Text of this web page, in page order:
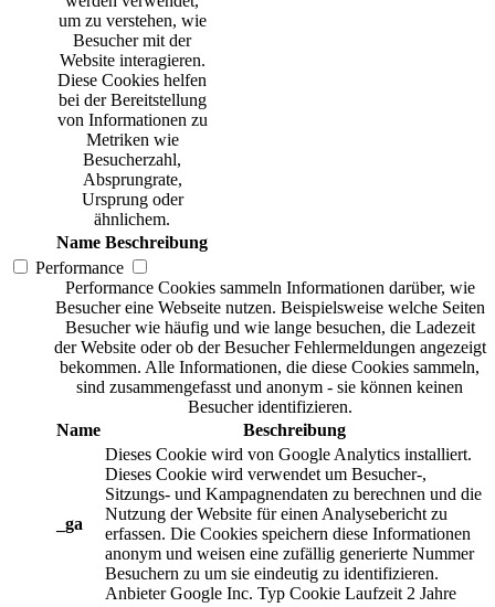
um zu verstehen, wie
Besucher mit der
Website interagieren.
Diese Cookies helfen
bei der Bereitstellung
von Informationen zu
Metriken wie
Besucherzahl,
Absprungrate,
Ursprung oder
ähnlichem.
Name Beschreibung
Performance
Performance Cookies sammeln Informationen darüber, wie
Besucher eine Webseite nutzen. Beispielsweise welche Seiten
Besucher wie häufig und wie lange besuchen, die Ladezeit
der Website oder ob der Besucher Fehlermeldungen angezeigt
bekommen. Alle Informationen, die diese Cookies sammeln,
sind zusammengefasst und anonym - sie können keinen
Besucher identifizieren.
Name
Beschreibung
_ga
Dieses Cookie wird von Google Analytics installiert.
Dieses Cookie wird verwendet um Besucher-,
Sitzungs- und Kampagnendaten zu berechnen und die
Nutzung der Website für einen Analysebericht zu
erfassen. Die Cookies speichern diese Informationen
anonym und weisen eine zufällig generierte Nummer
Besuchern zu um sie eindeutig zu identifizieren.
Anbieter Google Inc. Typ Cookie Laufzeit 2 Jahre